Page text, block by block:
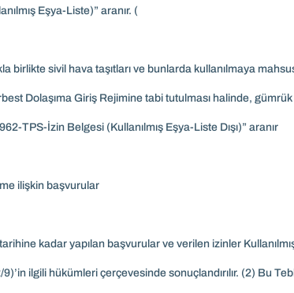
Eşya-Liste)” aranır. (
birlikte sivil hava taşıtları ve bunlarda kullanılmaya
Dolaşıma Giriş Rejimine tabi tutulması halinde, gümrük
TPS-İzin Belgesi (Kullanılmış Eşya-Liste Dışı)” aranır
ilişkin başvurular
kadar yapılan başvurular ve verilen izinler
ilgili hükümleri çerçevesinde sonuçlandırılır. (2) Bu